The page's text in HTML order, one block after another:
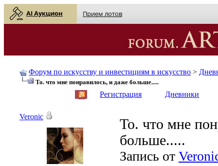
AI Аукцион Прием лотов
Форум по искусству и инвестициям в искусство >
То. что мне понравилось, и даже больше.....
Регистрация Дневники
То. что мне
больше.....
Запись от
Veronic